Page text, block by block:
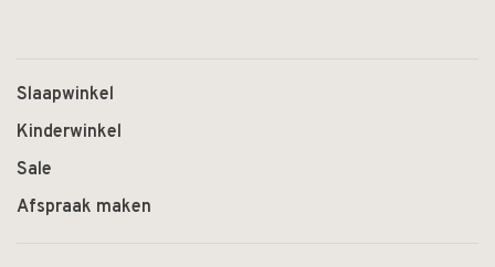
Slaapwinkel
Kinderwinkel
Sale
Afspraak maken